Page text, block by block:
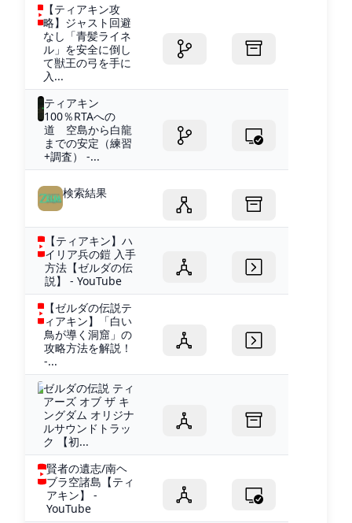
【ティアキン攻
略】ジャスト回避
なし「青髪ライネ
ル」を安全に倒し
て獣王の弓を手に
入...
ティアキン
100％RTAへの
道 空島から白龍
までの安定（練習
+調査） -...
検索結果
【ティアキン】ハ
イリア兵の鎧 入手
方法【ゼルダの伝
説】 - YouTube
【ゼルダの伝説テ
ィアキン】「白い
鳥が導く洞窟」の
攻略方法を解説！
-...
ゼルダの伝説 ティ
アーズ オブ ザ キ
ングダム オリジナ
ルサウンドトラッ
ク 【初...
賢者の遺志/南ヘ
ブラ空諸島【ティ
アキン】 -
YouTube